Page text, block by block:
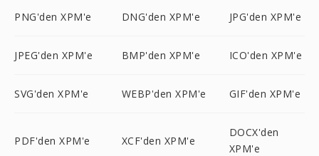
PNG'den XPM'e DNG'den XPM'e JPG'den XPM'e
JPEG'den XPM'e BMP'den XPM'e ICO'den XPM'e
SVG'den XPM'e WEBP'den XPM'e GIF'den XPM'e
PDF'den XPM'e XCF'den XPM'e
DOCX'den
XPM'e